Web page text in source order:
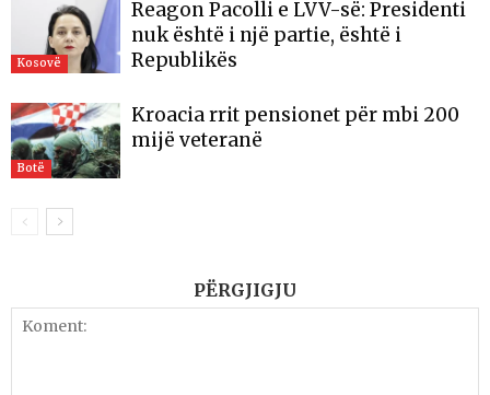
Kosovë
Reagon Pacolli e LVV-së: Presidenti
nuk është i një partie, është i
Republikës
Botë
Kroacia rrit pensionet për mbi 200
mijë veteranë
PËRGJIGJU